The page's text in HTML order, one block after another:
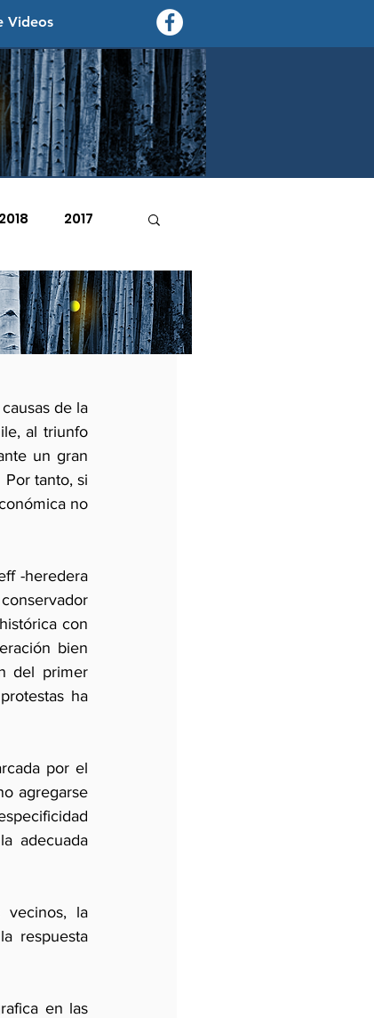
Videos
contexto - politica exterior
2018 2017
2006
de 2022
de la
al triunfo
un gran
tanto, si
no
-heredera
con
bien
del primer
ha
por el
agregarse
adecuada
vecinos, la
respuesta
en las